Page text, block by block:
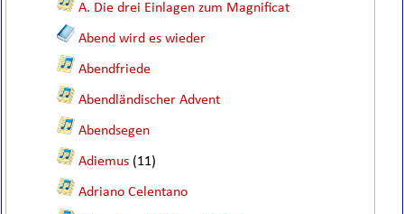
A. Die drei Einlagen zum Magnificat
Abend wird es wieder
Abendfriede
Abendländischer Advent
Abendsegen
Adiemus (11)
Adriano Celentano